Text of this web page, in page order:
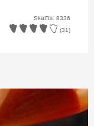
Skatīts: 8336
(31)